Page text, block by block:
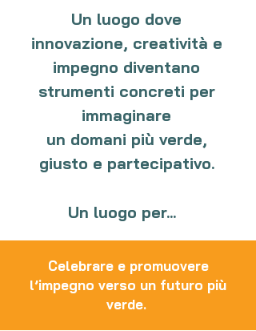
Un luogo dove
innovazione, creatività e
impegno diventano
strumenti concreti per
immaginare
un domani più verde,
giusto e partecipativo.
Un luogo per...
Celebrare e promuovere
l’impegno verso un futuro più
verde.